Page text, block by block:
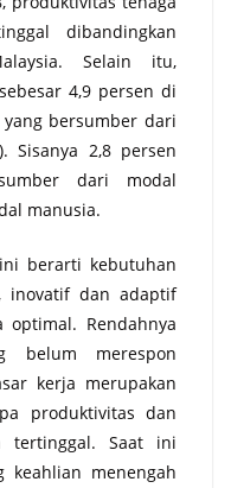
dibandingkan
Selain itu,
4,9 persen di
bersumber dari
Sisanya 2,8 persen
dari modal
manusia.
berarti kebutuhan
inovatif dan adaptif
Rendahnya
belum merespon
kerja merupakan
produktivitas dan
tertinggal. Saat ini
keahlian menengah